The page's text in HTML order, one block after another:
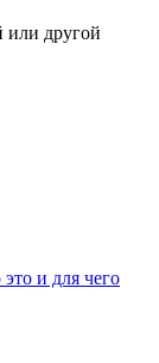
или другой
и для чего